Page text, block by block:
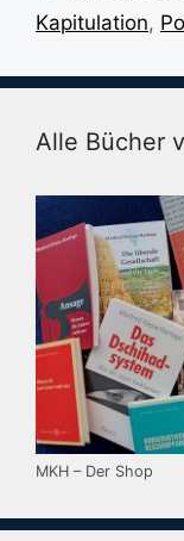
Kapitulation,
Alle Bücher
MKH – Der Shop